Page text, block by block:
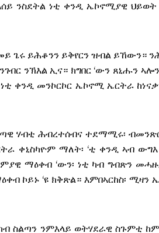
ንስደትል ነቲ ቀንዲ ኤኮኖሚያዊ
ጌሩ ይሕቆንን ይቅየርን ዝብል ይኸውን።
ንኽእል ኢና። ክግበር ‘ውን ጸኒሑን
ቀንዲ መንኮርኮር ኤኮኖሚ ኤርትራ
ሃብቲ ሕብረተሰብና ተደማሚሩ፡
ቀኒስካዮም ማለት፡ ‘ቲ ቀንዲ ኣብ
ማዕቀብ ‘ውን፡ ነቲ ካብ ግብጽን
ኮይኑ ‘ዩ ክቅጽል። እምበኣርከስ፡ ሚዛን
ስልጣን ንምእላይ ወትሃደራዊ ስጉምቲ